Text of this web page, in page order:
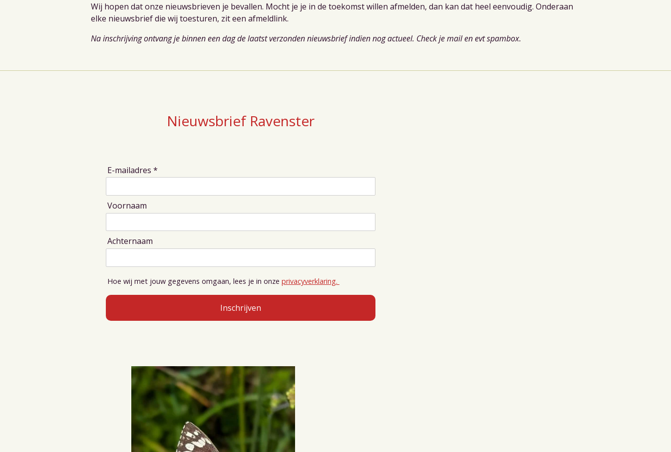
Wij hopen dat onze nieuwsbrieven je bevallen. Mocht je je in de toekomst willen afmelden, dan kan dat heel eenvoudig. Onderaan
elke nieuwsbrief die wij toesturen, zit een afmeldlink.
Na inschrijving ontvang je binnen een dag de laatst verzonden nieuwsbrief indien nog actueel. Check je mail en evt spambox.
Nieuwsbrief Ravenster
E-mailadres *
Voornaam
Achternaam
Hoe wij met jouw gegevens omgaan, lees je in onze privacyverklaring.
Inschrijven